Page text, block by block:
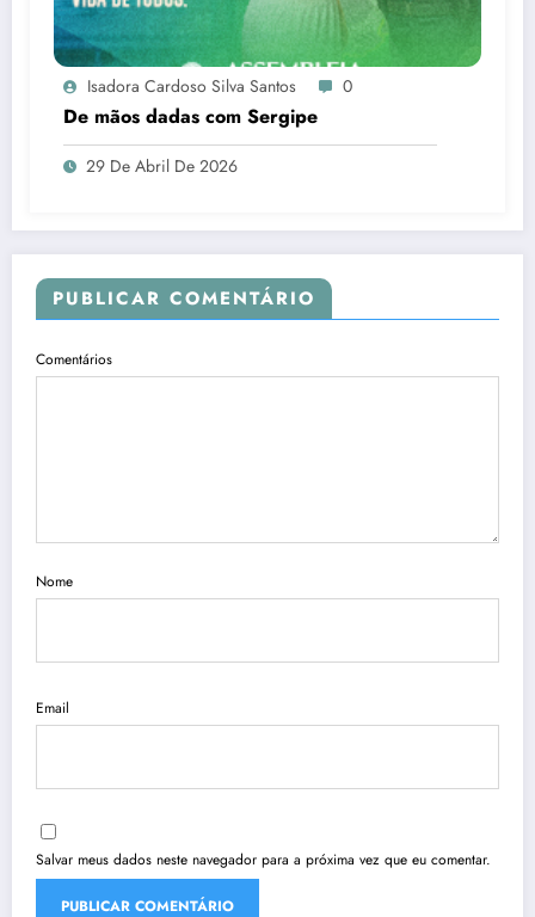
Isadora Cardoso Silva Santos 0
De mãos dadas com Sergipe
29 De Abril De 2026
PUBLICAR COMENTÁRIO
Comentários
Nome
Email
Salvar meus dados neste navegador para a próxima vez que eu comentar.